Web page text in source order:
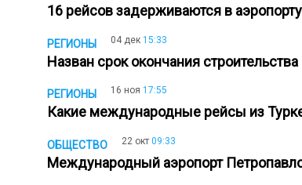
16 рейсов задерживаются в
РЕГИОНЫ 04 дек 15:33
Назван срок окончания
РЕГИОНЫ 16 ноя 17:55
Какие международные рейсы из
ОБЩЕСТВО 22 окт 09:33
Международный аэропорт